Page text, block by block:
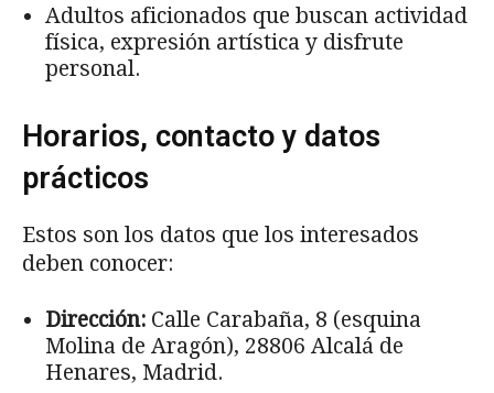
Adultos aficionados que buscan actividad
física, expresión artística y disfrute
personal.
Horarios, contacto y datos
prácticos
Estos son los datos que los interesados
deben conocer:
Dirección: Calle Carabaña, 8 (esquina
Molina de Aragón), 28806 Alcalá de
Henares, Madrid.